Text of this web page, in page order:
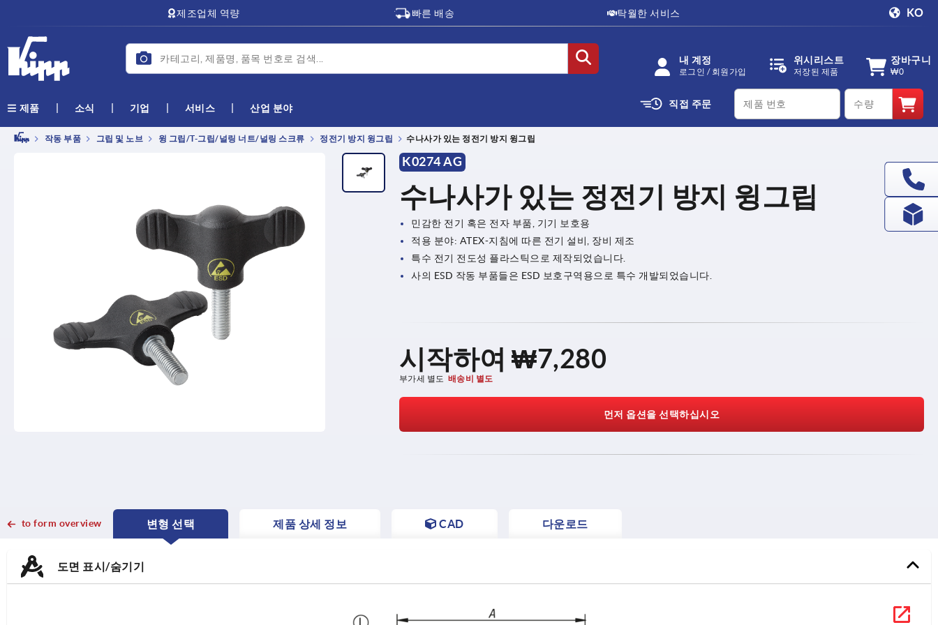
제조업체 역량 빠른 배송 탁월한 서비스 KO
내 계정
로그인 / 회원가입
위시리스트
저장된 제품
장바구니
₩0
제품 소식 기업 서비스 산업 분야 직접 주문
productCode qty
작동 부품 그립 및 노브 윙 그립/T-그립/널링 너트/널링 스크류 정전기 방지 윙그립 수나사가 있는 정전기 방지 윙그립
K0274 AG
수나사가 있는 정전기 방지 윙그립
민감한 전기 혹은 전자 부품, 기기 보호용
적용 분야: ATEX-지침에 따른 전기 설비, 장비 제조
특수 전기 전도성 플라스틱으로 제작되었습니다.
사의 ESD 작동 부품들은 ESD 보호구역용으로 특수 개발되었습니다.
시작하여₩7,280
부가세 별도 배송비 별도
먼저 옵션을 선택하십시오
to form overview
변형 선택
CURRENT
CURRENT
제품 상세 정보 CAD 다운로드
도면 표시/숨기기